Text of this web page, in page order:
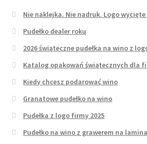
Nie naklejka. Nie nadruk. Logo
Pudełko dealer roku
2026 świąteczne pudełka na wino z
Katalog opakowań świątecznych dla
Kiedy chcesz podarować wino
Granatowe pudełko na wino
Pudełka z logo firmy 2025
Pudełko na wino z grawerem na